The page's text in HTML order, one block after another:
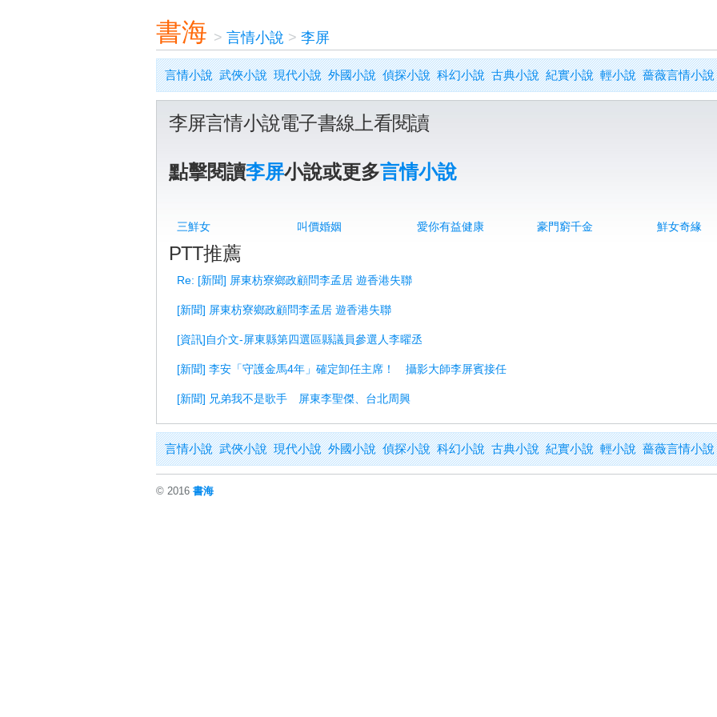
書海 > 言情小說 > 李屏
言情小說 武俠小說 現代小說 外國小說 偵探小說 科幻小說 古典小說 紀實小說 輕小說 薔薇言情小說
李屏言情小說電子書線上看閱讀
點擊閱讀李屏小說或更多言情小說
三鮮女 叫價婚姻 愛你有益健康 豪門窮千金 鮮女奇緣
PTT推薦
Re: [新聞] 屏東枋寮鄉政顧問李孟居 遊香港失聯
[新聞] 屏東枋寮鄉政顧問李孟居 遊香港失聯
[資訊]自介文-屏東縣第四選區縣議員參選人李曜丞
[新聞] 李安「守護金馬4年」確定卸任主席！ 攝影大師李屏賓接任
[新聞] 兄弟我不是歌手 屏東李聖傑、台北周興
言情小說 武俠小說 現代小說 外國小說 偵探小說 科幻小說 古典小說 紀實小說 輕小說 薔薇言情小說
© 2016 書海